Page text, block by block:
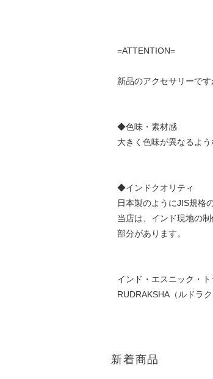
=ATTENTION=
新品のアクセサリーで
◆色味・素材感
大きく色味が異なるよ
◆インドクオリティ
日本製のようにJIS規格
当店は、インド現地の
部分があります。
インド・エスニック・
RUDRAKSHA（ルドラク
新着商品